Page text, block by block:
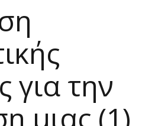
για την
μιας (1)